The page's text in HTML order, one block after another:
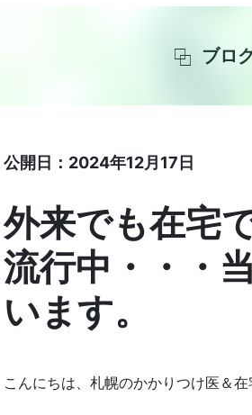
ブロ
公開日：2024年12月17日
外来でも在宅
流行中・・・
います。
こんにちは、札幌のかかりつけ医＆在